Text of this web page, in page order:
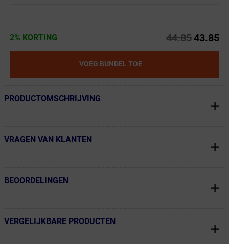
2% KORTING 44.8543.85
VOEG BUNDEL TOE
← Terug naar productnavigatie
PRODUCTOMSCHRIJVING
← Terug naar productnavigatie
VRAGEN VAN KLANTEN
← Terug naar productnavigatie
BEOORDELINGEN
← Terug naar productnavigatie
VERGELIJKBARE PRODUCTEN